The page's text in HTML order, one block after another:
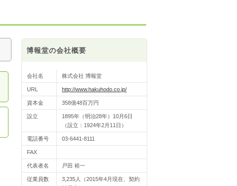
博報堂の会社概要
会社名 株式会社 博報堂
URL http://www.hakuhodo.co.jp/
資本金 358億48百万円
設立
1895年（明治28年）10月6日
（設立：1924年2月11日）
電話番号 03-6441-8111
FAX
代表者名 戸田 裕一
従業員数
3,235人（2015年4月現在、契約